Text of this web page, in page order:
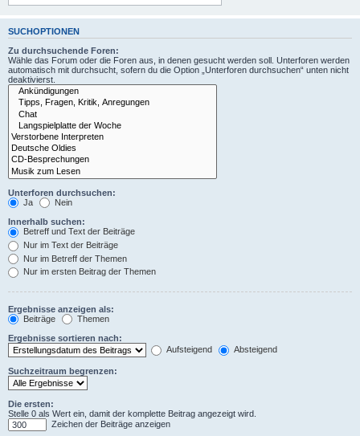
SUCHOPTIONEN
Zu durchsuchende Foren:
Wähle das Forum oder die Foren aus, in denen gesucht werden soll. Unterforen werden
automatisch mit durchsucht, sofern du die Option „Unterforen durchsuchen“ unten nicht
deaktivierst.
Unterforen durchsuchen:
Ja
Nein
Innerhalb suchen:
Betreff und Text der Beiträge
Nur im Text der Beiträge
Nur im Betreff der Themen
Nur im ersten Beitrag der Themen
Ergebnisse anzeigen als:
Beiträge
Themen
Ergebnisse sortieren nach:
Aufsteigend
Absteigend
Suchzeitraum begrenzen:
Die ersten:
Stelle 0 als Wert ein, damit der komplette Beitrag angezeigt wird.
Zeichen der Beiträge anzeigen